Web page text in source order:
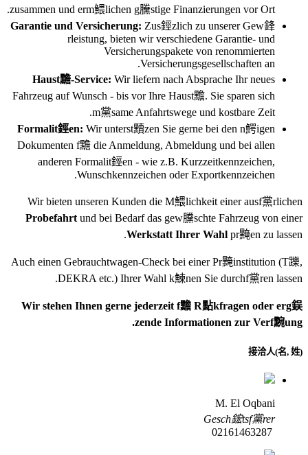
zusammen und erm鰃lichen g黱stige Finanzierungen vor Ort.
Garantie und Versicherung: Zus鋞zlich zu unserer Gew鋒
rleistung, bieten wir verschiedene Garantie- und
Versicherungspakete von renommierten
Versicherungsgesellschaften an.
Haust黵-Service: Wir liefern nach Absprache Ihr neues
Fahrzeug auf Wunsch - bis vor Ihre Haust黵. Sie sparen sich
m黨same Anfahrtswege und kostbare Zeit.
Formalit鋞en: Wir unterst黷zen Sie gerne bei den n鰐igen
Dokumenten f黵 die Anmeldung, Abmeldung und bei allen
anderen Formalit鋞en - wie z.B. Kurzzeitkennzeichen,
Wunschkennzeichen oder Exportkennzeichen.
Wir bieten unseren Kunden die M鰃lichkeit einer ausf黨rlichen
Probefahrt und bei Bedarf das gew黱schte Fahrzeug von einer
Werkstatt Ihrer Wahl pr黤en zu lassen.
Auch einen Gebrauchtwagen-Check bei einer Pr黤institution (T躒,
DEKRA etc.) Ihrer Wahl k鰊nen Sie durchf黨ren lassen.
Wir stehen Ihnen gerne jederzeit f黵 R點kfragen oder erg鋘
zende Informationen zur Verf黦ung.
接洽人(名, 姓)
M. El Oqbani
Gesch鋐tsf黨rer